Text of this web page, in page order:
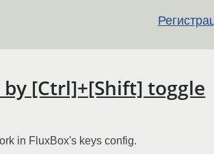
[Ctrl]+[Shift] toggle
in FluxBox's keys config.